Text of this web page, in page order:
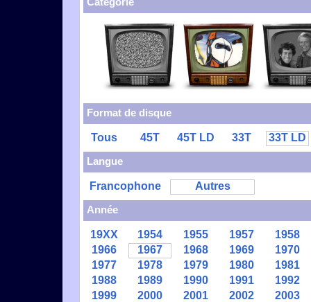
Format de disque
Tous 45T 45T LD 33T
33T LD
Langue
Francophone
Autres
Année
19XX 1954 1955 1957
1958
1966
1967 1968 1969
1970
1977
1978 1979 1980
1981
1988
1989 1990 1991
1992
1999
2000 2001 2002 2003